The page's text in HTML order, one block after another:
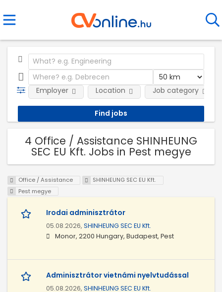
Employer Location Job category
4 Office / Assistance SHINHEUNG
SEC EU Kft. Jobs in Pest megye
Office / Assistance
SHINHEUNG SEC EU Kft.
Pest megye
Irodai adminisztrátor
05.08.2026, SHINHEUNG SEC EU Kft.
Monor, 2200 Hungary, Budapest, Pest
Adminisztrátor vietnámi nyelvtudással
05.08.2026, SHINHEUNG SEC EU Kft.